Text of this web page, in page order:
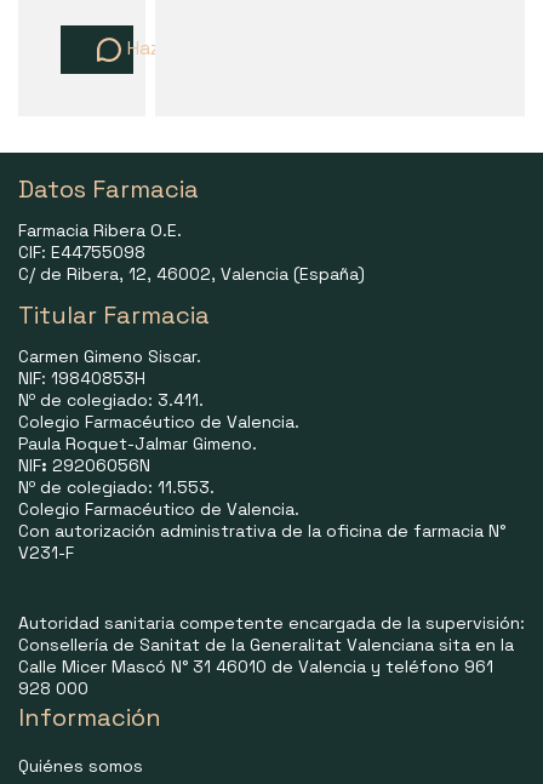
Haz una pregunta
Datos Farmacia
Farmacia Ribera O.E.
CIF: E44755098
C/ de Ribera, 12, 46002, Valencia (España)
Titular Farmacia
Carmen Gimeno Siscar.
NIF: 19840853H
Nº de colegiado: 3.411.
Colegio Farmacéutico de Valencia.
Paula Roquet-Jalmar Gimeno.
NIF: 29206056N
Nº de colegiado: 11.553.
Colegio Farmacéutico de Valencia.
Con autorización administrativa de la oficina de farmacia N°
V231-F
Autoridad sanitaria competente encargada de la supervisión:
Consellería de Sanitat de la Generalitat Valenciana sita en la
Calle Micer Mascó N° 31 46010 de Valencia y teléfono 961
928 000
Información
Quiénes somos